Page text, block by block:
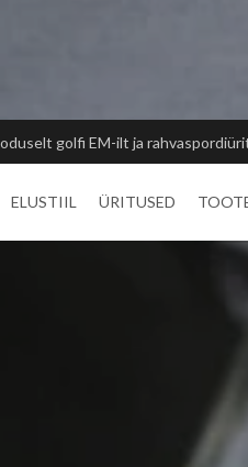
kogemus
ELUSTIIL ÜRITUSED